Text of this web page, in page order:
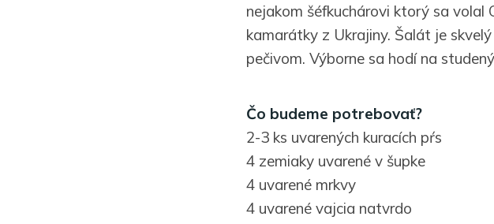
nejakom šéfkuchárovi ktorý sa volal
kamarátky z Ukrajiny. Šalát je
pečivom. Výborne sa hodí na
Čo budeme potrebovať?
2-3 ks uvarených kuracích pŕs
4 zemiaky uvarené v šupke
4 uvarené mrkvy
4 uvarené vajcia natvrdo